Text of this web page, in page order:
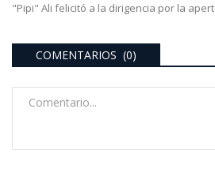
"Pipi" Ali felicitó a la dirigencia por la
COMENTARIOS (0)